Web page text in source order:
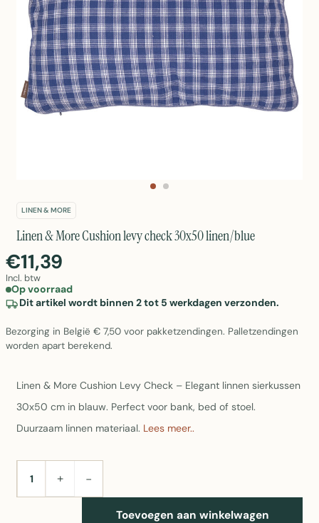
LINEN & MORE
Linen & More Cushion levy check 30x50 linen/blue
€11,39
Incl. btw
Op voorraad
Dit artikel wordt binnen 2 tot 5 werkdagen verzonden.
Bezorging in België € 7,50 voor pakketzendingen. Palletzendingen
worden apart berekend.
Linen & More Cushion Levy Check – Elegant linnen sierkussen
30x50 cm in blauw. Perfect voor bank, bed of stoel.
Duurzaam linnen materiaal. Lees meer..
AANTAL+ −
Toevoegen aan winkelwagen